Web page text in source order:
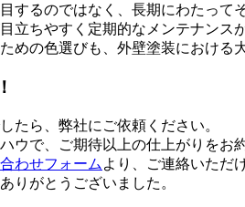
するのではなく、長期にわたって
立ちやすく定期的なメンテナンス
めの色選びも、外壁塗装における
たら、弊社にご依頼ください。
ウで、ご期待以上の仕上がりをお
わせフォーム より、ご連絡いただ
りがとうございました。